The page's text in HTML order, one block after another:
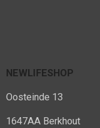
NEWLIFESHOP
Oosteinde 13
1647AA Berkhout